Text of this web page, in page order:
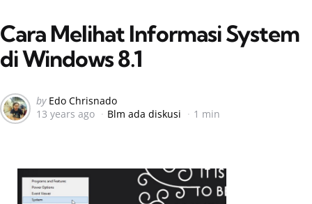
Cara Melihat Informasi System
di Windows 8.1
Posted
by
by Edo Chrisnado
13 years ago
Blm ada diskusi 1 min